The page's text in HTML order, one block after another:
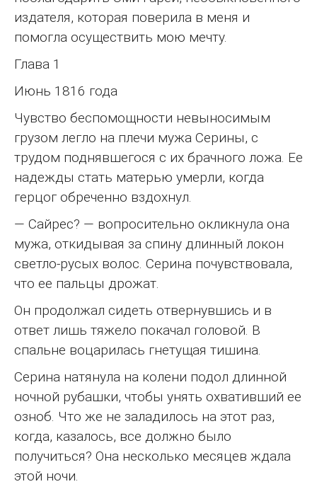
издателя, которая поверила в меня и
помогла осуществить мою мечту.
Глава 1
Июнь 1816 года
Чувство беспомощности невыносимым
грузом легло на плечи мужа Серины, с
трудом поднявшегося с их брачного ложа. Ее
надежды стать матерью умерли, когда
герцог обреченно вздохнул.
— Сайрес? — вопросительно окликнула она
мужа, откидывая за спину длинный локон
светло-русых волос. Серина почувствовала,
что ее пальцы дрожат.
Он продолжал сидеть отвернувшись и в
ответ лишь тяжело покачал головой. В
спальне воцарилась гнетущая тишина.
Серина натянула на колени подол длинной
ночной рубашки, чтобы унять охвативший ее
озноб. Что же не заладилось на этот раз,
когда, казалось, все должно было
получиться? Она несколько месяцев ждала
этой ночи.